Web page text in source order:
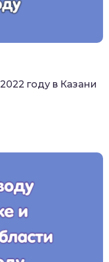
году в Казани